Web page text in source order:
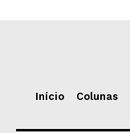
Início Colunas